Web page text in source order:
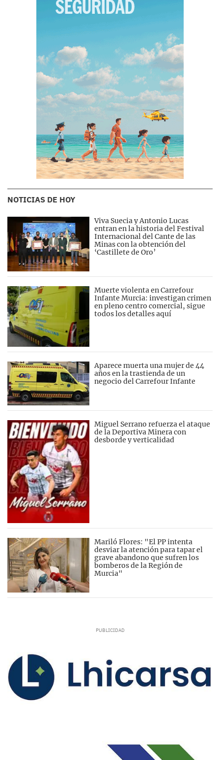
NOTICIAS DE HOY
Viva Suecia y Antonio Lucas
entran en la historia del Festival
Internacional del Cante de las
Minas con la obtención del
‘Castillete de Oro’
Muerte violenta en Carrefour
Infante Murcia: investigan crimen
en pleno centro comercial, sigue
todos los detalles aquí
Aparece muerta una mujer de 44
años en la trastienda de un
negocio del Carrefour Infante
Miguel Serrano refuerza el ataque
de la Deportiva Minera con
desborde y verticalidad
Mariló Flores: "El PP intenta
desviar la atención para tapar el
grave abandono que sufren los
bomberos de la Región de
Murcia"